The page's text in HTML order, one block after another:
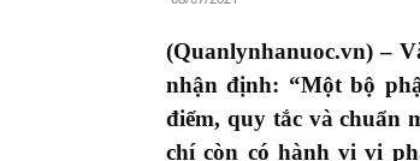
(Quanlynhanuoc.vn) –
nhận định: “Một bộ
điểm, quy tắc và chuẩn
chí còn có hành vi vi